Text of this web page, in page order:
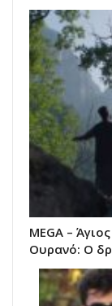
MEGA –
Ουρανό: Ο